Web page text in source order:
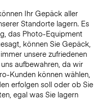
Ihr Gepäck aller
Standorte lagern. Es
das Photo-Equipment
können Sie Gepäck,
unsere zufriedenen
aufbewahren, da wir
Kunden können wählen,
erfolgen soll oder ob Sie
egal was Sie lagern